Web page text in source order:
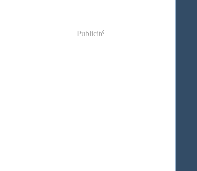
Publicité